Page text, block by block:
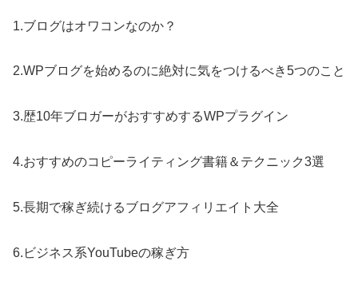
1.ブログはオワコンなのか？
2.WPブログを始めるのに絶対に気をつけるべき5つのこと
3.歴10年ブロガーがおすすめするWPプラグイン
4.おすすめのコピーライティング書籍＆テクニック3選
5.長期で稼ぎ続けるブログアフィリエイト大全
6.ビジネス系YouTubeの稼ぎ方